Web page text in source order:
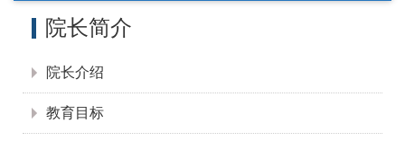
院长简介
院长介绍
教育目标